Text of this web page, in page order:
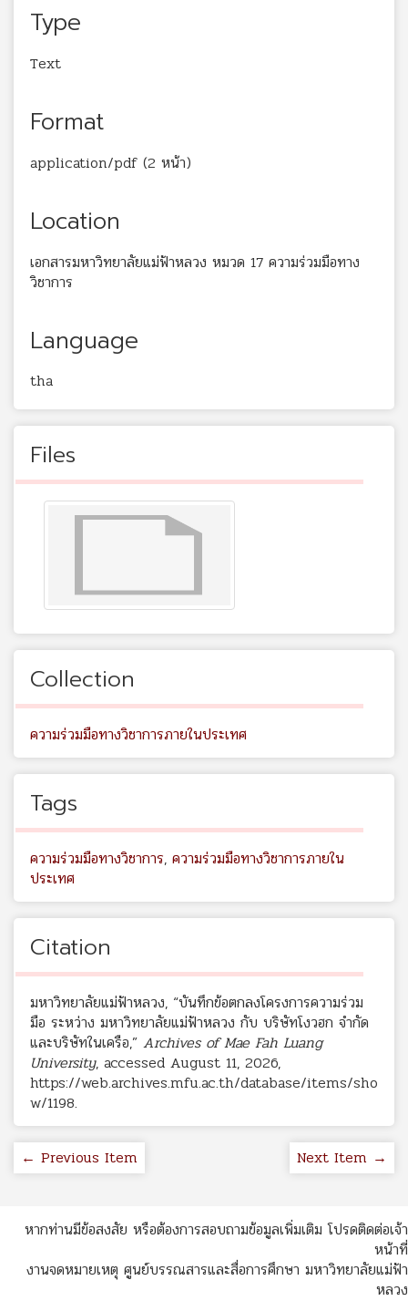
Type
Text
Format
application/pdf (2 หน้า)
Location
เอกสารมหาวิทยาลัยแม่ฟ้าหลวง หมวด 17 ความร่วมมือทาง
วิชาการ
Language
tha
Files
Collection
ความร่วมมือทางวิชาการภายในประเทศ
Tags
ความร่วมมือทางวิชาการ, ความร่วมมือทางวิชาการภายใน
ประเทศ
Citation
มหาวิทยาลัยแม่ฟ้าหลวง, “บันทึกข้อตกลงโครงการความร่วม
มือ ระหว่าง มหาวิทยาลัยแม่ฟ้าหลวง กับ บริษัทโงวฮก จำกัด
และบริษัทในเครือ,” Archives of Mae Fah Luang
University, accessed August 11, 2026,
https://web.archives.mfu.ac.th/database/items/sho
w/1198.
← Previous Item Next Item →
หากท่านมีข้อสงสัย หรือต้องการสอบถามข้อมูลเพิ่มเติม โปรดติดต่อเจ้า
หน้าที่
งานจดหมายเหตุ ศูนย์บรรณสารและสื่อการศึกษา มหาวิทยาลัยแม่ฟ้า
หลวง